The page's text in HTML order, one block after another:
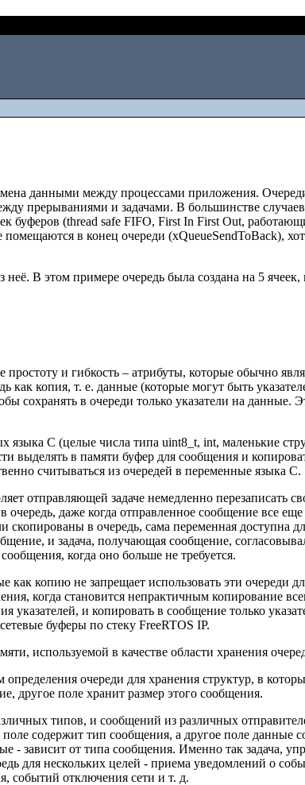
данными между процессами приложения.
прерываниями и задачами. В большинстве
буферов (thread safe FIFO, First In First Out,
в конец очереди (xQueueSendToBack),
В этом примере очередь была создана на 5 ячеек,
и гибкость – атрибуты, которые обычно
копия, т. е. данные (которые могут быть
сохранять в очереди только указатели на данные.
C (целые числа типа uint8_t, int, маленькие
выделять в памяти буфер для сообщения и
считываться из очередей в переменные языка C.
отправляющей задаче немедленно перезаписать
даже когда отправленное сообщение все еще
в очередь, сама переменная доступна
и задача, получающая сообщение,
когда оно больше не требуется.
как копию не запрещает использовать эти очереди
когда становится непрактичным копирование
указателей, и копировать в сообщение только
буферы по стеку FreeRTOS IP.
используемой в качестве области хранения
очереди для хранения структур, в
другое поле хранит размер этого сообщения.
типов, и сообщений из различных
содержит тип сообщения, а другое поле данные
- зависит от типа сообщения. Именно так задача,
для нескольких целей - приема уведомлений о
событий отключения сети и т. д.